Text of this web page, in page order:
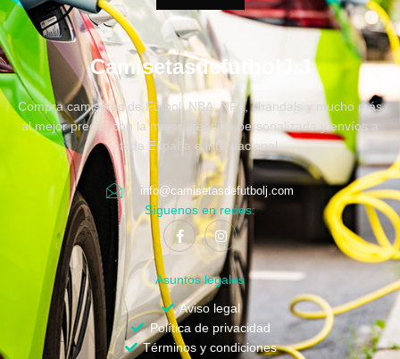
CamisetasdefutbolJ.J
Compra camisetas de Fútbol, NBA, NFL, chandals y mucho más
al mejor precio, con la mejor atención personalizada y envíos a
toda España e internacional.
info@camisetasdefutbolj.com
Síguenos en redes:
Asuntos legales
Aviso legal
Política de privacidad
Términos y condiciones